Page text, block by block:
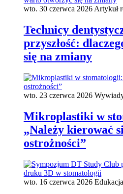
wto. 30 czerwca 2026 Artykuł
Technicy
przyszłość:
się na zmiany
wto. 23 czerwca 2026
Mikroplastiki w
„Należy kierować
ostrożności”
wto. 16 czerwca 2026 Edukacja